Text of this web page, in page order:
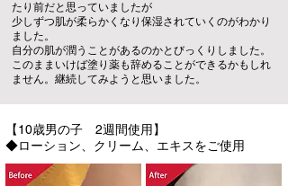
たり前だと思っていましたが
少しずつ肌が柔らかくなり保湿されていくのがわかり
ました。
自分の肌が潤うことがあるのかとびっくりしました。
このままいけば塗り薬も辞めることができるかもしれ
ません。継続してみようと思いました。
【10歳男の子 2週間使用】
◆ローション、クリーム、エキスをご使用